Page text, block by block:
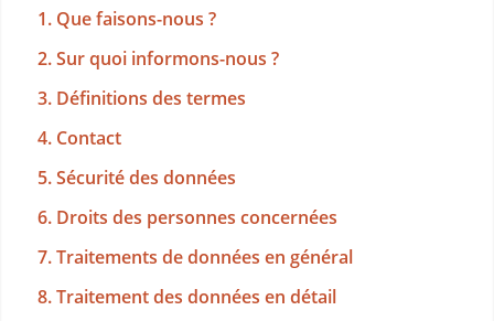
1. Que faisons-nous ?
2. Sur quoi informons-nous ?
3. Définitions des termes
4. Contact
5. Sécurité des données
6. Droits des personnes concernées
7. Traitements de données en général
8. Traitement des données en détail